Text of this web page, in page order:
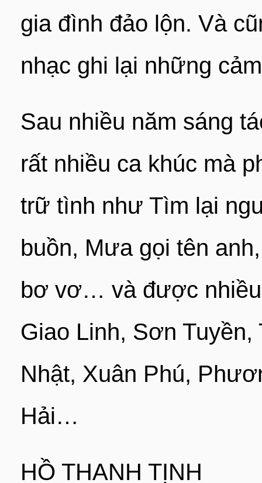
gia đình đảo lộn. Và
nhạc ghi lại những
Sau nhiều năm sáng
rất nhiều ca khúc mà
trữ tình như Tìm lại
buồn, Mưa gọi tên
bơ vơ… và được
Giao Linh, Sơn
Nhật, Xuân Phú,
Hải…
HỒ THANH TỊNH